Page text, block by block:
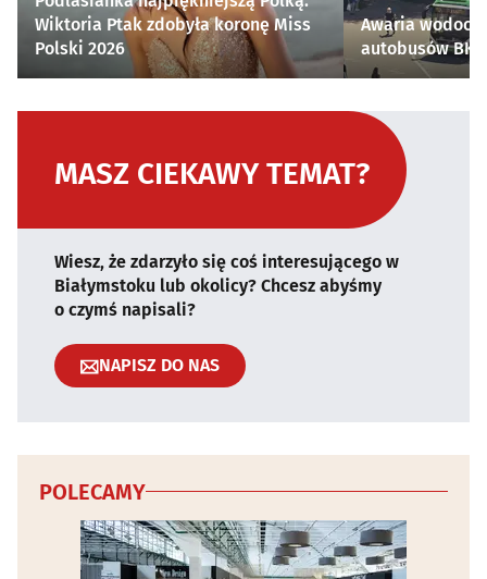
Wiktoria Ptak zdobyła koronę Miss
Polski 2026
Awaria
autobusów
MASZ CIEKAWY TEMAT?
Wiesz, że zdarzyło się coś interesującego w
Białymstoku lub okolicy? Chcesz abyśmy
o czymś napisali?
NAPISZ DO NAS
POLECAMY